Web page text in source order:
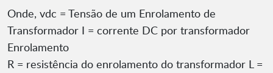
Onde, vdc = Tensão de um Enrolamento de
Transformador I = corrente DC por transformador
Enrolamento
R = resistência do enrolamento do transformador L =